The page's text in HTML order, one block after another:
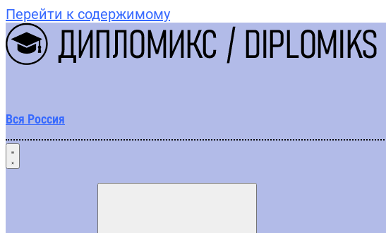
Перейти к содержимому
Вся Россия